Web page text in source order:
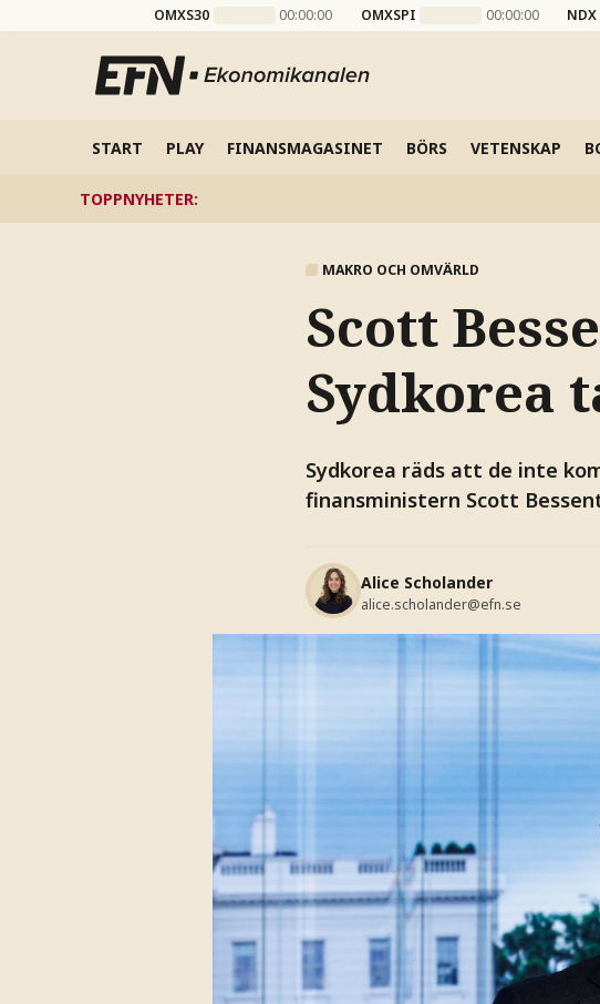
OMXS30 00:00:00 OMXSPI 00:00:00 NDX
START PLAY FINANSMAGASINET BÖRS VETENSKAP
TOPPNYHETER:
MAKRO OCH OMVÄRLD
Scott
Sydkorea
Sydkorea räds att de inte
finansministern Scott
Alice Scholander
alice.scholander@efn.se